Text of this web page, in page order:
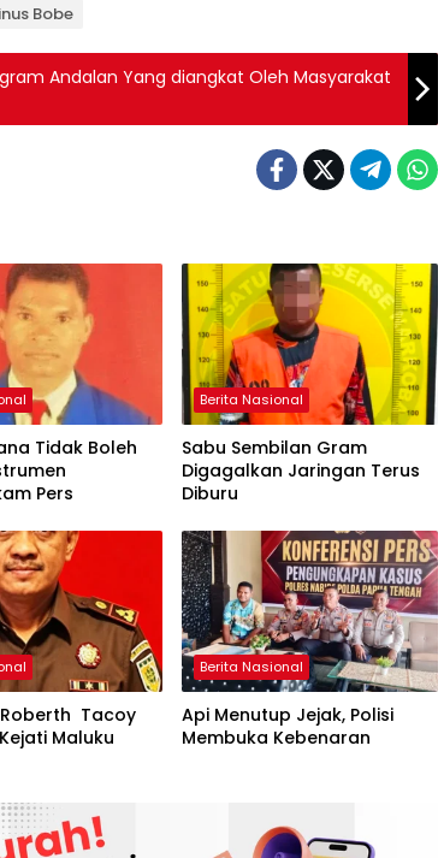
Bobe
Andalan Yang diangkat Oleh Masyarakat
Tidak Boleh
Pers
Berita Nasional
Sabu Sembilan Gram
Digagalkan Jaringan Terus
Diburu
Tacoy
Maluku
Berita Nasional
Api Menutup Jejak, Polisi
Membuka Kebenaran